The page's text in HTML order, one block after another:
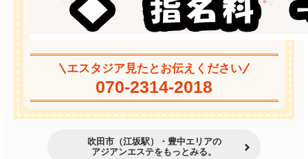
エスタジア見たとお伝えください
070-2314-2018
吹田市（江坂駅）・豊中エリアの
アジアンエステをもっとみる。